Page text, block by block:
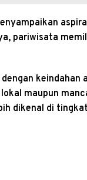
pariwisata
keindahan
maupun
dikenal di